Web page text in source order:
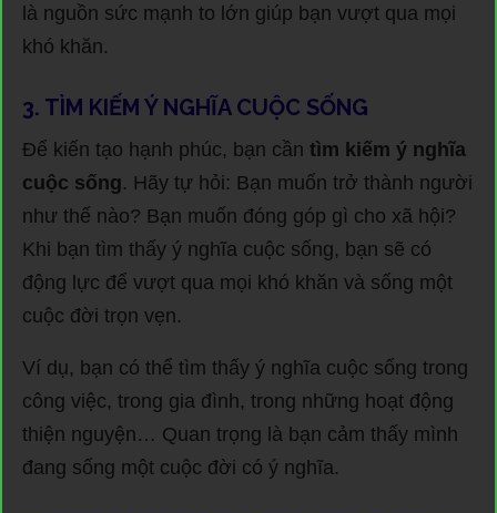
là nguồn sức mạnh to lớn giúp bạn vượt qua mọi
khó khăn.
3. TÌM KIẾM Ý NGHĨA CUỘC SỐNG
Để kiến tạo hạnh phúc, bạn cần tìm kiếm ý nghĩa
cuộc sống. Hãy tự hỏi: Bạn muốn trở thành người
như thế nào? Bạn muốn đóng góp gì cho xã hội?
Khi bạn tìm thấy ý nghĩa cuộc sống, bạn sẽ có
động lực để vượt qua mọi khó khăn và sống một
cuộc đời trọn vẹn.
Ví dụ, bạn có thể tìm thấy ý nghĩa cuộc sống trong
công việc, trong gia đình, trong những hoạt động
thiện nguyện… Quan trọng là bạn cảm thấy mình
đang sống một cuộc đời có ý nghĩa.